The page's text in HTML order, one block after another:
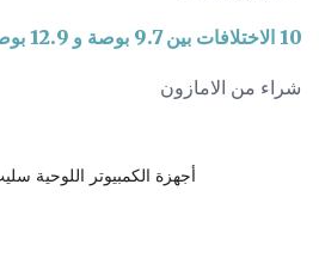
10 الاختلافات بين 9.7 بوصة و 12.9 بوصة باد برو
شراء من الامازون
أجهزة الكمبيوتر اللوحية